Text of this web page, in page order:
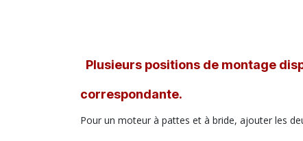
Plusieurs positions de montage
correspondante.
Pour un moteur à pattes et à bride, ajouter les